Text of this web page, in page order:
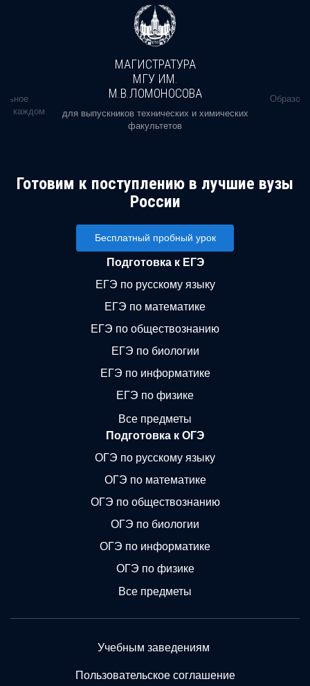
в каждом
МАГИСТРАТУРА
МГУ ИМ.
М.В.ЛОМОНОСОВА
для выпускников технических и химических
факультетов
Готовим к поступлению в лучшие вузы
России
Бесплатный пробный урок
Подготовка к ЕГЭ
ЕГЭ по русскому языку
ЕГЭ по математике
ЕГЭ по обществознанию
ЕГЭ по биологии
ЕГЭ по информатике
ЕГЭ по физике
Все предметы
Подготовка к ОГЭ
ОГЭ по русскому языку
ОГЭ по математике
ОГЭ по обществознанию
ОГЭ по биологии
ОГЭ по информатике
ОГЭ по физике
Все предметы
Учебным заведениям
Пользовательское соглашение